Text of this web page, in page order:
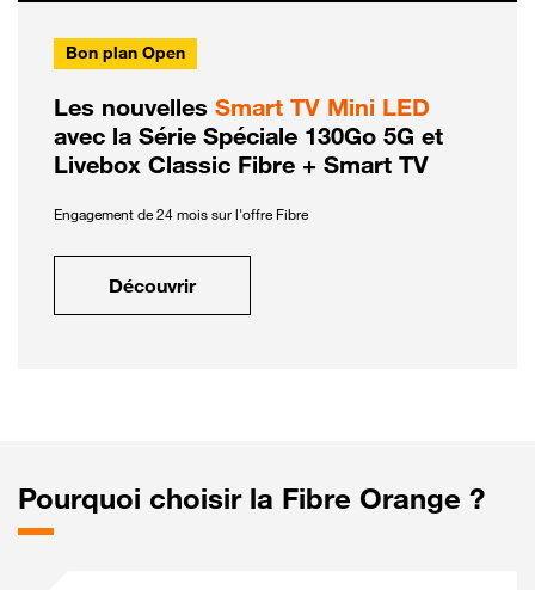
Bon plan Open
Les nouvelles Smart TV Mini LED
avec la Série Spéciale 130Go 5G et
Livebox Classic Fibre + Smart TV
Engagement de 24 mois sur l'offre Fibre
Découvrir
Pourquoi choisir la Fibre Orange ?